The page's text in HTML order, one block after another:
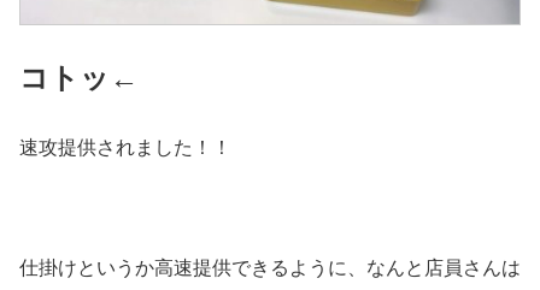
コトッ←
速攻提供されました！！
仕掛けというか高速提供できるように、なんと店員さんは